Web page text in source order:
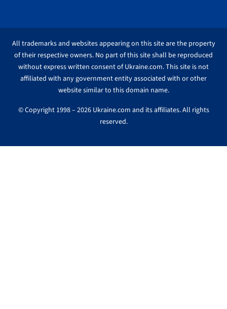
All trademarks and websites appearing on this site are the property
of their respective owners. No part of this site shall be reproduced
without express written consent of Ukraine.com. This site is not
affiliated with any government entity associated with or other
website similar to this domain name.
© Copyright 1998 – 2026 Ukraine.com and its affiliates. All rights
reserved.